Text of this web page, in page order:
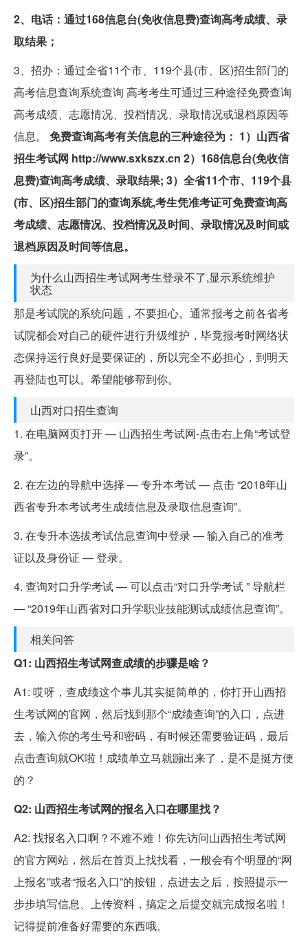
2、电话：通过168信息台(免收信息费)查询高考成绩、录
取结果；
3、招办：通过全省11个市、119个县(市、区)招生部门的
高考信息查询系统查询 高考考生可通过三种途径免费查询
高考成绩、志愿情况、投档情况、录取情况或退档原因等
信息。 免费查询高考有关信息的三种途径为： 1）山西省
招生考试网 http://www.sxkszx.cn 2）168信息台(免收信
息费)查询高考成绩、录取结果; 3）全省11个市、119个县
(市、区)招生部门的查询系统,考生凭准考证可免费查询高
考成绩、志愿情况、投档情况及时间、录取情况及时间或
退档原因及时间等信息。
为什么山西招生考试网考生登录不了,显示系统维护
状态
那是考试院的系统问题，不要担心。通常报考之前各省考
试院都会对自己的硬件进行升级维护，毕竟报考时网络状
态保持运行良好是要保证的，所以完全不必担心，到明天
再登陆也可以。希望能够帮到你。
山西对口招生查询
1. 在电脑网页打开 — 山西招生考试网-点击右上角“考试登
录”。
2. 在左边的导航中选择 — 专升本考试 — 点击 “2018年山
西省专升本考试考生成绩信息及录取信息查询”。
3. 在专升本选拔考试信息查询中登录 — 输入自己的准考
证以及身份证 — 登录。
4. 查询对口升学考试 — 可以点击“对口升学考试 ” 导航栏
— “2019年山西省对口升学职业技能测试成绩信息查询”。
相关问答
Q1: 山西招生考试网查成绩的步骤是啥？
A1: 哎呀，查成绩这个事儿其实挺简单的，你打开山西招
生考试网的官网，然后找到那个“成绩查询”的入口，点进
去，输入你的考生号和密码，有时候还需要验证码，最后
点击查询就OK啦！成绩单立马就蹦出来了，是不是挺方便
的？
Q2: 山西招生考试网的报名入口在哪里找？
A2: 找报名入口啊？不难不难！你先访问山西招生考试网
的官方网站，然后在首页上找找看，一般会有个明显的“网
上报名”或者“报名入口”的按钮，点进去之后，按照提示一
步步填写信息、上传资料，搞定之后提交就完成报名啦！
记得提前准备好需要的东西哦。